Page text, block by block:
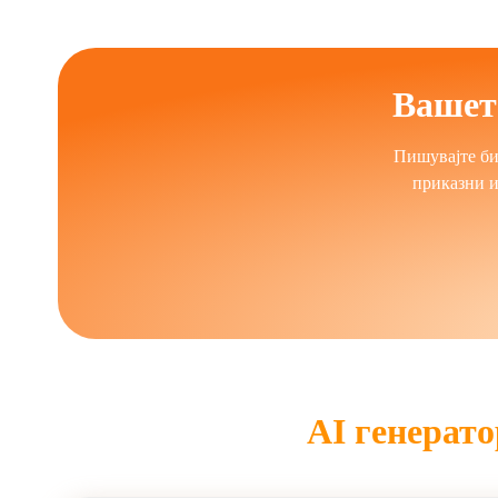
воведува етички загрижености,
Бизнисите имаат корист од пониски
содржина ги прераспределуваат
академски
ВИ писателите продолжуваат да
надзор останува суштински за
писателите дејствуваат како
Пишувајте
приказни
AI